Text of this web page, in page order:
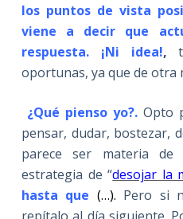
los puntos de vista
viene a decir que
respuesta. ¡Ni idea!,
oportunas, ya que de otra
¿Qué pienso yo?.Opto
pensar, dudar, bostezar,
parece ser materia
estrategia de “desojar la
hasta que (…). Pero si